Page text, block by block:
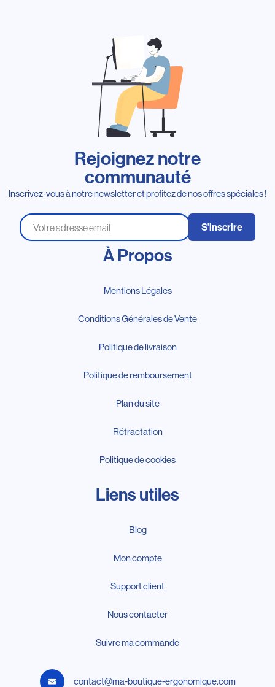
Rejoignez notre
communauté
Inscrivez-vous à notre newsletter et profitez de nos offres spéciales !
S’inscrire
À Propos
Mentions Légales
Conditions Générales de Vente
Politique de livraison
Politique de remboursement
Plan du site
Rétractation
Politique de cookies
Liens utiles
Blog
Mon compte
Support client
Nous contacter
Suivre ma commande
contact@ma-boutique-ergonomique.com